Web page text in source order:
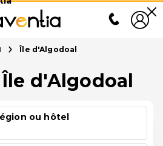
Île d'Algodoal
d'Algodoal
ou hôtel